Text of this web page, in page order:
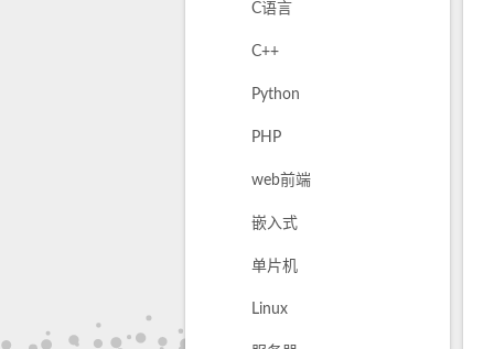
C语言
C++
Python
PHP
web前端
嵌入式
单片机
Linux